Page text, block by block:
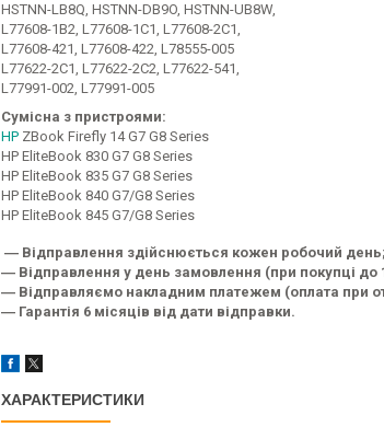
HSTNN-LB8Q, HSTNN-DB9O, HSTNN-UB8W,
L77608-1B2, L77608-1C1, L77608-2C1,
L77608-421, L77608-422, L78555-005
L77622-2C1, L77622-2C2, L77622-541,
L77991-002, L77991-005
Сумісна з пристроями:
HP ZBook Firefly 14 G7 G8 Series
HP EliteBook 830 G7 G8 Series
HP EliteBook 835 G7 G8 Series
HP EliteBook 840 G7/G8 Series
HP EliteBook 845 G7/G8 Series
― Відправлення здійснюється кожен робочий день;
― Відправлення у день замовлення (при покупці до
― Відправляємо накладним платежем (оплата при
― Гарантія 6 місяців від дати відправки.
ХАРАКТЕРИСТИКИ